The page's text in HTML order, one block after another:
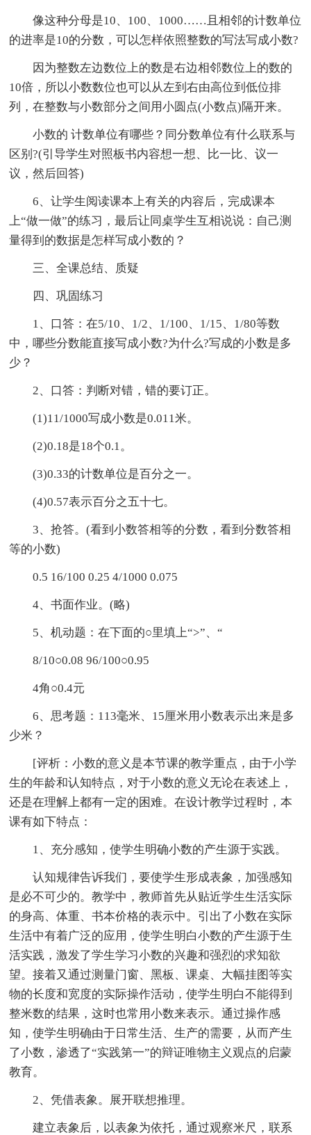
像这种分母是10、100、1000……且相邻的计数单位
的进率是10的分数，可以怎样依照整数的写法写成小数?
因为整数左边数位上的数是右边相邻数位上的数的
10倍，所以小数数位也可以从左到右由高位到低位排
列，在整数与小数部分之间用小圆点(小数点)隔开来。
小数的 计数单位有哪些？同分数单位有什么联系与
区别?(引导学生对照板书内容想一想、比一比、议一
议，然后回答)
6、让学生阅读课本上有关的内容后，完成课本
上“做一做”的练习，最后让同桌学生互相说说：自己测
量得到的数据是怎样写成小数的？
三、全课总结、质疑
四、巩固练习
1、口答：在5/10、1/2、1/100、1/15、1/80等数
中，哪些分数能直接写成小数?为什么?写成的小数是多
少？
2、口答：判断对错，错的要订正。
(1)11/1000写成小数是0.011米。
(2)0.18是18个0.1。
(3)0.33的计数单位是百分之一。
(4)0.57表示百分之五十七。
3、抢答。(看到小数答相等的分数，看到分数答相
等的小数)
0.5 16/100 0.25 4/1000 0.075
4、书面作业。(略)
5、机动题：在下面的○里填上“>”、“
8/10○0.08 96/100○0.95
4角○0.4元
6、思考题：113毫米、15厘米用小数表示出来是多
少米？
[评析：小数的意义是本节课的教学重点，由于小学
生的年龄和认知特点，对于小数的意义无论在表述上，
还是在理解上都有一定的困难。在设计教学过程时，本
课有如下特点：
1、充分感知，使学生明确小数的产生源于实践。
认知规律告诉我们，要使学生形成表象，加强感知
是必不可少的。教学中，教师首先从贴近学生生活实际
的身高、体重、书本价格的表示中。引出了小数在实际
生活中有着广泛的应用，使学生明白小数的产生源于生
活实践，激发了学生学习小数的兴趣和强烈的求知欲
望。接着又通过测量门窗、黑板、课桌、大幅挂图等实
物的长度和宽度的实际操作活动，使学生明白不能得到
整米数的结果，这时也常用小数来表示。通过操作感
知，使学生明确由于日常生活、生产的需要，从而产生
了小数，渗透了“实践第一”的辩证唯物主义观点的启蒙
教育。
2、凭借表象。展开联想推理。
建立表象后，以表象为依托，通过观察米尺，联系